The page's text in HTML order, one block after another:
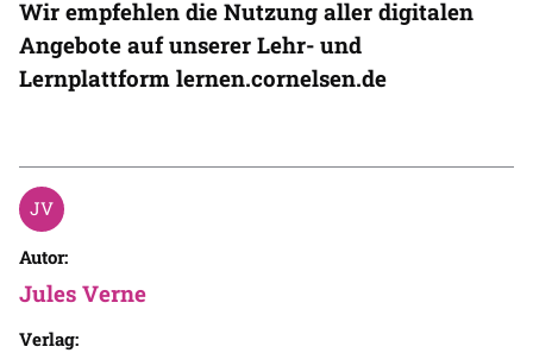
Wir empfehlen die Nutzung aller digitalen
Angebote auf unserer Lehr- und
Lernplattform lernen.cornelsen.de
Autor:
Jules Verne
Verlag: